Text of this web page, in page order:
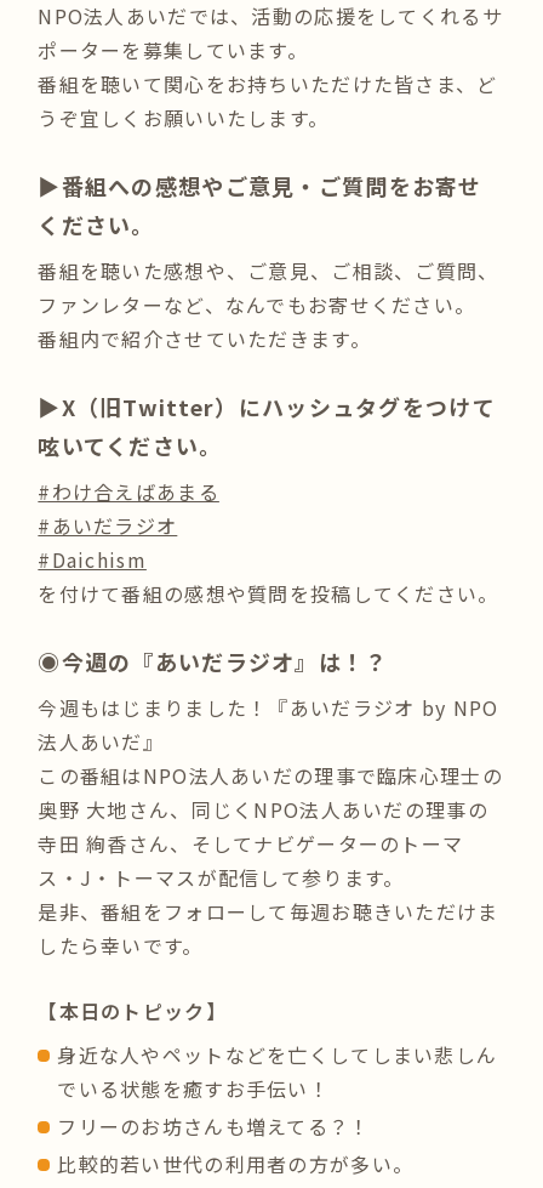
NPO法人あいだでは、活動の応援をしてくれるサ
ポーターを募集しています。
番組を聴いて関心をお持ちいただけた皆さま、ど
うぞ宜しくお願いいたします。
▶︎番組への感想やご意見・ご質問をお寄せ
ください。
番組を聴いた感想や、ご意見、ご相談、ご質問、
ファンレターなど、なんでもお寄せください。
番組内で紹介させていただきます。
▶︎X（旧Twitter）にハッシュタグをつけて
呟いてください。
#わけ合えばあまる
#あいだラジオ
#Daichism
を付けて番組の感想や質問を投稿してください。
◉今週の『あいだラジオ』は！？
今週もはじまりました！『あいだラジオ by NPO
法人あいだ』
この番組はNPO法人あいだの理事で臨床心理士の
奥野 大地さん、同じくNPO法人あいだの理事の
寺田 絢香さん、そしてナビゲーターのトーマ
ス・J・トーマスが配信して参ります。
是非、番組をフォローして毎週お聴きいただけま
したら幸いです。
【本日のトピック】
身近な人やペットなどを亡くしてしまい悲しん
でいる状態を癒すお手伝い！
フリーのお坊さんも増えてる？！
比較的若い世代の利用者の方が多い。